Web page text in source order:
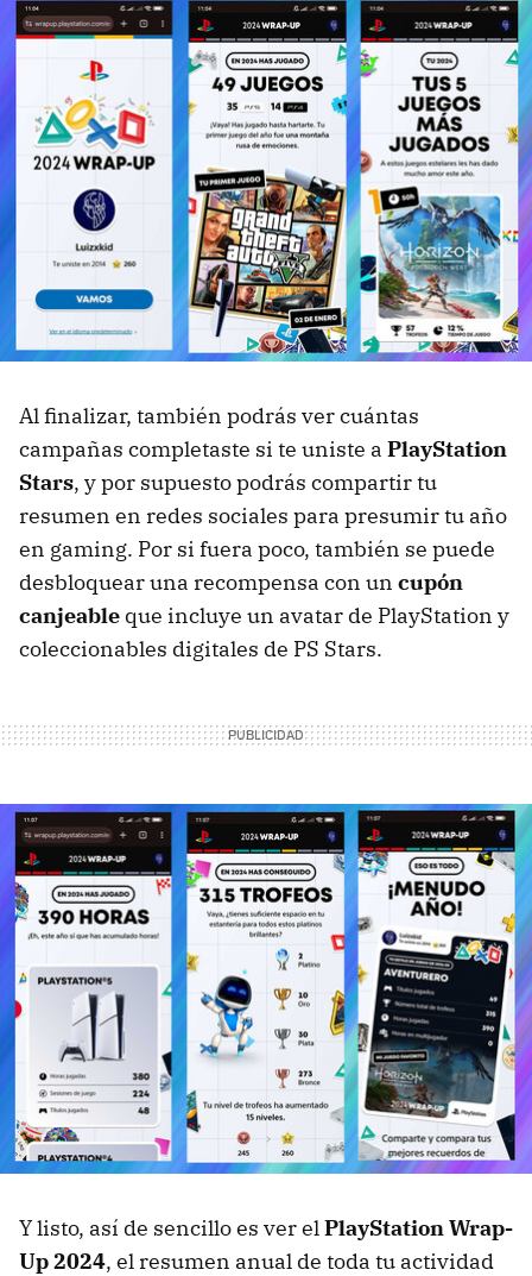
Al finalizar, también podrás ver cuántas
campañas completaste si te uniste a PlayStation
Stars, y por supuesto podrás compartir tu
resumen en redes sociales para presumir tu año
en gaming. Por si fuera poco, también se puede
desbloquear una recompensa con un cupón
canjeable que incluye un avatar de PlayStation y
coleccionables digitales de PS Stars.
Y listo, así de sencillo es ver el PlayStation Wrap-
Up 2024, el resumen anual de toda tu actividad